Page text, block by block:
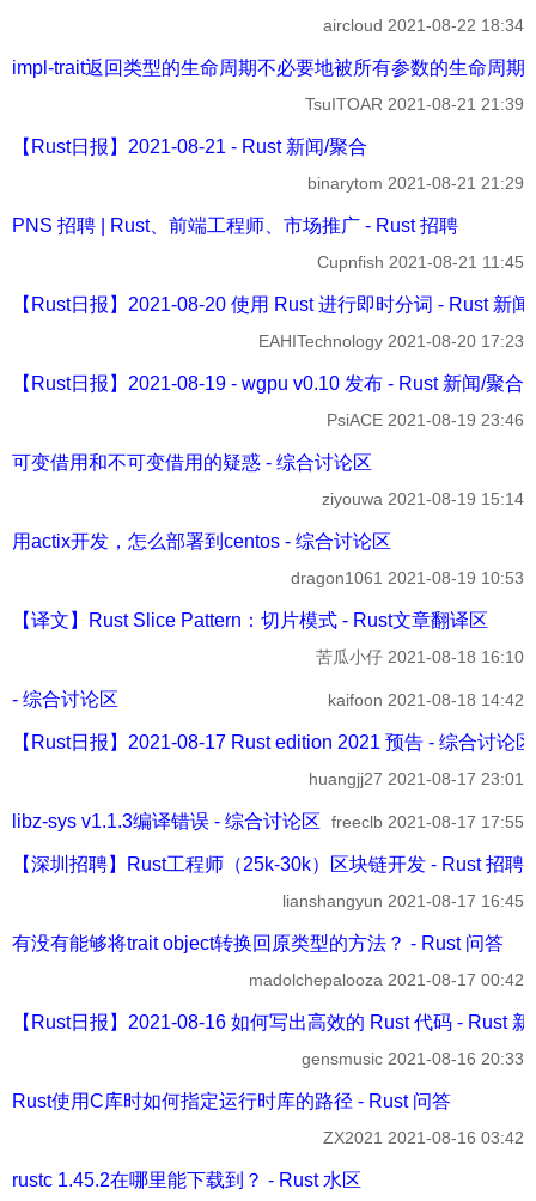
aircloud 2021-08-22 18:34
impl-trait返回类型的生命周期不必要地被所有参数的生命周期
TsuITOAR 2021-08-21 21:39
【Rust日报】2021-08-21 - Rust 新闻/聚合
binarytom 2021-08-21 21:29
PNS 招聘 | Rust、前端工程师、市场推广 - Rust 招聘
Cupnfish 2021-08-21 11:45
【Rust日报】2021-08-20 使用 Rust 进行即时分词 - Rust 新闻
EAHITechnology 2021-08-20 17:23
【Rust日报】2021-08-19 - wgpu v0.10 发布 - Rust 新闻/聚合
PsiACE 2021-08-19 23:46
可变借用和不可变借用的疑惑 - 综合讨论区
ziyouwa 2021-08-19 15:14
用actix开发，怎么部署到centos - 综合讨论区
dragon1061 2021-08-19 10:53
【译文】Rust Slice Pattern：切片模式 - Rust文章翻译区
苦瓜小仔 2021-08-18 16:10
- 综合讨论区 kaifoon 2021-08-18 14:42
【Rust日报】2021-08-17 Rust edition 2021 预告 - 综合讨论区
huangjj27 2021-08-17 23:01
libz-sys v1.1.3编译错误 - 综合讨论区 freeclb 2021-08-17 17:55
【深圳招聘】Rust工程师（25k-30k）区块链开发 - Rust 招聘
lianshangyun 2021-08-17 16:45
有没有能够将trait object转换回原类型的方法？ - Rust 问答
madolchepalooza 2021-08-17 00:42
【Rust日报】2021-08-16 如何写出高效的 Rust 代码 - Rust
gensmusic 2021-08-16 20:33
Rust使用C库时如何指定运行时库的路径 - Rust 问答
ZX2021 2021-08-16 03:42
rustc 1.45.2在哪里能下载到？ - Rust 水区